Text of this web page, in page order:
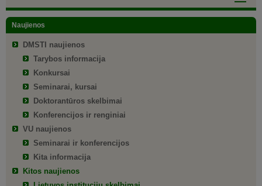
Naujienos
DMSTI naujienos
Tarybos informacija
Konkursai
Seminarai, kursai
Doktorantūros skelbimai
Konferencijos ir renginiai
VU naujienos
Seminarai ir konferencijos
Kita informacija
Kitos naujienos